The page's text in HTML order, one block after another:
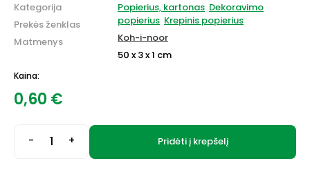
Kategorija
Prekės ženklas
Matmenys
Popierius, kartonas Dekoravimo
popierius Krepinis popierius
Koh-i-noor
50 x 3 x 1 cm
Kaina:
0,60 €
- + Pridėti į krepšelį